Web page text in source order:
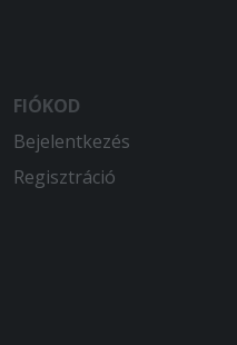
FIÓKOD
Bejelentkezés
Regisztráció